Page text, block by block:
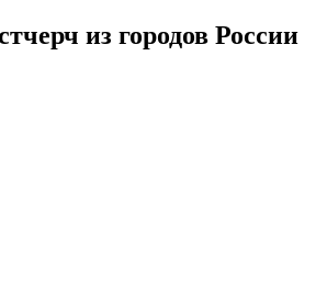
из городов России